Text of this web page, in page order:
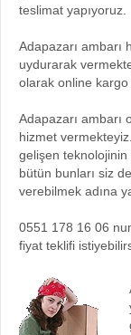
teslimat yapıyoruz.
Adapazarı ambarı
uydurarak
olarak online
Adapazarı ambarı
hizmet
gelişen teknolojinin
bütün bunları siz
verebilmek adına
0551 178 16 06
fiyat teklifi